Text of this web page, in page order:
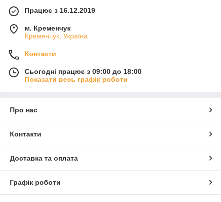
Працює з 16.12.2019
м. Кременчук
Кременчук, Україна
Контакти
Сьогодні працює з 09:00 до 18:00
Показати весь графік роботи
Про нас
Контакти
Доставка та оплата
Графік роботи